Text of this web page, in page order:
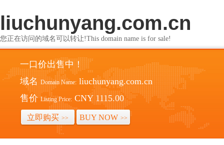
liuchunyang.com.cn
您正在访问的域名可以转让!This domain name is for sale!
一口价出售中！
域名 Domain Name: liuchunyang.com.cn
售价 Listing Price: CNY 1115.00
立即购买 >> BUY NOW >>